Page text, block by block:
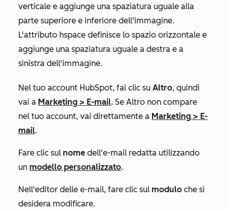
verticale e aggiunge una spaziatura uguale alla
parte superiore e inferiore dell'immagine.
L'attributo hspace definisce lo spazio orizzontale e
aggiunge una spaziatura uguale a destra e a
sinistra dell'immagine.
Nel tuo account HubSpot, fai clic su Altro, quindi
vai a Marketing > E-mail. Se Altro non compare
nel tuo account, vai direttamente a Marketing > E-
mail.
Fare clic sul nome dell'e-mail redatta utilizzando
un modello personalizzato.
Nell'editor delle e-mail, fare clic sul modulo che si
desidera modificare.